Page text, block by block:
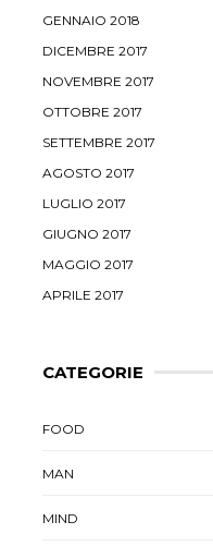
GENNAIO 2018
DICEMBRE 2017
NOVEMBRE 2017
OTTOBRE 2017
SETTEMBRE 2017
AGOSTO 2017
LUGLIO 2017
GIUGNO 2017
MAGGIO 2017
APRILE 2017
CATEGORIE
FOOD
MAN
MIND